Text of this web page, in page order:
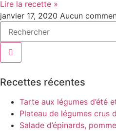
Lire la recette »
janvier 17, 2020 Aucun
Recettes récentes
Tarte aux légumes d’été
Plateau de légumes crus
Salade d’épinards,